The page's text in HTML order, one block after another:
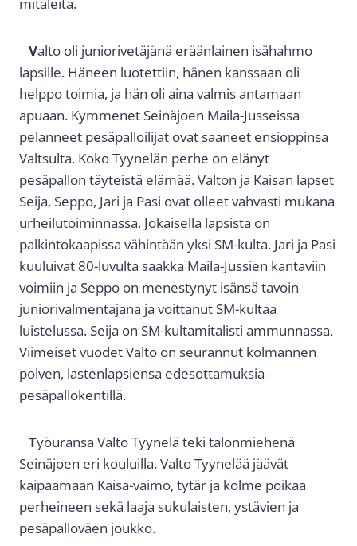
Valto oli juniorivetäjänä eräänlainen isähahmo
lapsille. Häneen luotettiin, hänen kanssaan oli
helppo toimia, ja hän oli aina valmis antamaan
apuaan. Kymmenet Seinäjoen Maila-Jusseissa
pelanneet pesäpalloilijat ovat saaneet ensioppinsa
Valtsulta. Koko Tyynelän perhe on elänyt
pesäpallon täyteistä elämää. Valton ja Kaisan lapset
Seija, Seppo, Jari ja Pasi ovat olleet vahvasti mukana
urheilutoiminnassa. Jokaisella lapsista on
palkintokaapissa vähintään yksi SM-kulta. Jari ja Pasi
kuuluivat 80-luvulta saakka Maila-Jussien kantaviin
voimiin ja Seppo on menestynyt isänsä tavoin
juniorivalmentajana ja voittanut SM-kultaa
luistelussa. Seija on SM-kultamitalisti ammunnassa.
Viimeiset vuodet Valto on seurannut kolmannen
polven, lastenlapsiensa edesottamuksia
pesäpallokentillä.
Työuransa Valto Tyynelä teki talonmiehenä
Seinäjoen eri kouluilla. Valto Tyynelää jäävät
kaipaamaan Kaisa-vaimo, tytär ja kolme poikaa
perheineen sekä laaja sukulaisten, ystävien ja
pesäpalloväen joukko.